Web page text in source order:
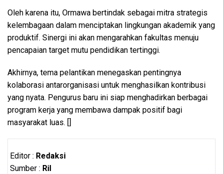
Oleh karena itu, Ormawa bertindak sebagai mitra strategis
kelembagaan dalam menciptakan lingkungan akademik yang
produktif. Sinergi ini akan mengarahkan fakultas menuju
pencapaian target mutu pendidikan tertinggi.
Akhirnya, tema pelantikan menegaskan pentingnya
kolaborasi antarorganisasi untuk menghasilkan kontribusi
yang nyata. Pengurus baru ini siap menghadirkan berbagai
program kerja yang membawa dampak positif bagi
masyarakat luas. []
Editor : Redaksi
Sumber : Ril